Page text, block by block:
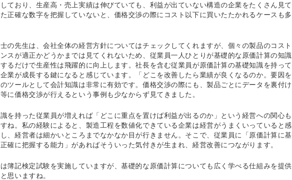
ており、生産高・売上実績は伸びていても、利益が出ていない構造の企業をたくさん見て
正確な数字を把握していないと、価格交渉の際にコスト以下に買いたたかれるケースも多
の先生は、会社全体の経営方針についてはチェックしてくれますが、個々の製品のコスト
スが適正かどうかまでは見てくれないため、従業員一人ひとりが基礎的な原価計算の知識
るだけで生産性は飛躍的に向上します。社長を含む従業員が原価計算の基礎知識を持って
業が成長する鍵になると感じています。「どこを改善したら業績が良くなるのか。要因を
ツールとして会計知識は非常に有効です。価格交渉の際にも、製品ごとにデータを裏付け
に価格交渉が行えるという事例も少なからず見てきました。
を持った従業員が増えれば「どこに重点を置けば利益が出るのか」という経営への関心も
ね。私の経験によると、製造工程を数値化できている企業は経営がうまくいっていると感
、経営者は細かいところまでなかなか目が行きません。そこで、従業員に「原価計算に基
確に把握する能力」があればそういった気付きが生まれ、経営改善につながります。
簿記検定試験を実施していますが、基礎的な原価計算についても広く学べる仕組みを提供
思いますね。